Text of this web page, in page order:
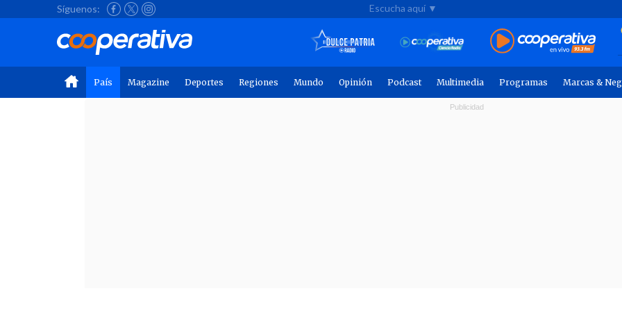
Síguenos: Escucha aquí ▼
País Magazine Deportes Regiones Mundo Opinión Podcast Multimedia Programas Marcas &